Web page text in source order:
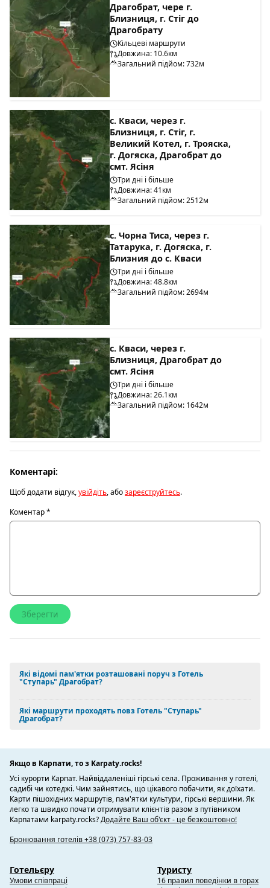
Драгобрат, чере г.
Близниця, г. Стіг до
Драгобрату
Кільцеві маршрути
Довжина: 10.6км
Загальний підйом: 732м
с. Кваси, через г.
Близниця, г. Стіг, г.
Великий Котел, г. Трояска,
г. Догяска, Драгобрат до
смт. Ясіня
Три дні і більше
Довжина: 41км
Загальний підйом: 2512м
с. Чорна Тиса, через г.
Татарука, г. Догяска, г.
Близния до с. Кваси
Три дні і більше
Довжина: 48.8км
Загальний підйом: 2694м
с. Кваси, через г.
Близниця, Драгобрат до
смт. Ясіня
Три дні і більше
Довжина: 26.1км
Загальний підйом: 1642м
Коментарі:
Щоб додати відгук,увійдіть, абозареєструйтесь.
Коментар*
Які відомі пам'ятки розташовані поруч з Готель
"Ступарь" Драгобрат?
Які маршрути проходять повз Готель "Ступарь"
Драгобрат?
Якщо в Карпати, то з Karpaty.rocks!
Усі курорти Карпат. Найвіддаленіші гірські села. Проживання у готелі,
садибі чи котеджі. Чим зайнятись, що цікавого побачити, як доїхати.
Карти пішохідних маршрутів, пам'ятки культури, гірські вершини. Як
легко та швидко почати отримувати клієнтів разом з путівником
Карпатами karpaty.rocks?Додайте Ваш об'єкт - це безкоштовно!
Бронювання готелів +38 (073) 757-83-03
Готельєру
Умови співпраці
Туристу
16 правил поведінки в горах